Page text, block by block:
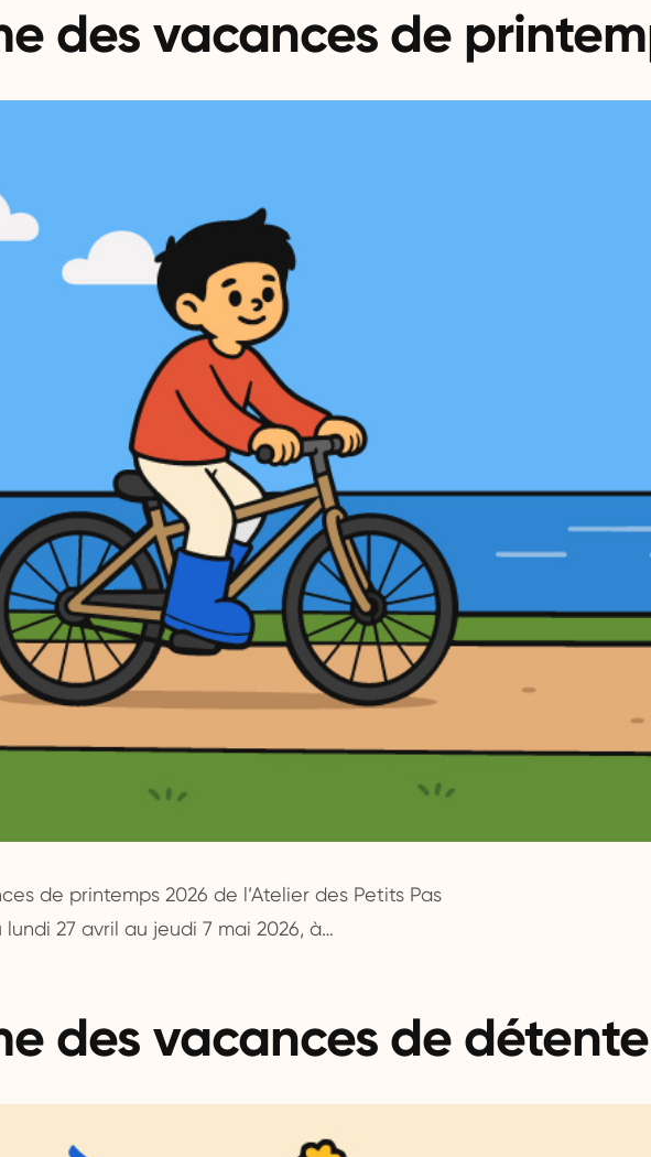
des vacances de
de printemps 2026 de l’Atelier des Petits Pas
27 avril au jeudi 7 mai 2026, à…
des vacances de